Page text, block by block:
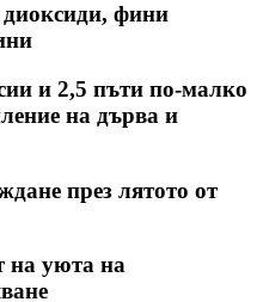
диоксиди, фини
и 2,5 пъти по-малко
на дърва и
през лятото от
на уюта на